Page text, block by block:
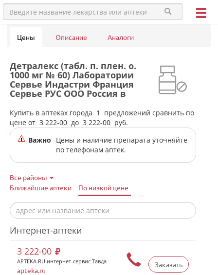
Цены Описание Аналоги
Детралекс (табл. п. плен. о.
1000 мг № 60) Лаборатории
Сервье Индастри Франция
Сервье РУС ООО Россия в
аптеках города Тавды
Купить в аптеках города 1
предложений сравнить по
цене от 3 222-00 до 3 222-00 руб.
Важно
Цены и наличие препарата уточняйте
по телефонам аптек.
Все районы
Ближайшие аптеки
По низкой цене
Интернет-аптеки
Заказать
3 222-00
APTEKA.RU интернет-сервис Тавда
apteka.ru